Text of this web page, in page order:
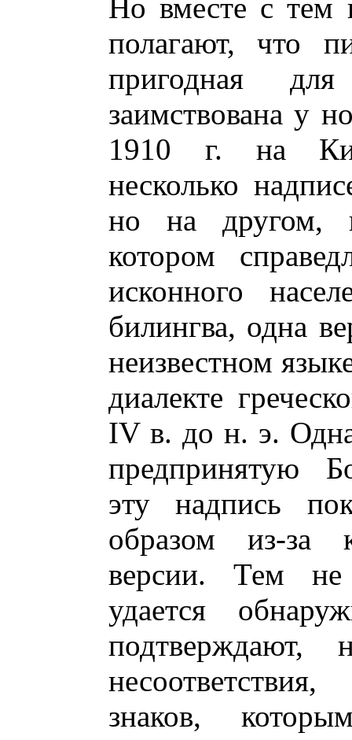
Но вместе с тем
полагают, что
пригодная для
заимствована у
1910 г. на
несколько
но на другом,
котором
исконного
билингва, одна
неизвестном
диалекте
IV в. до н. э.
предпринятую
эту надпись
образом из-за
версии. Тем
удается
подтверждают,
знаков,